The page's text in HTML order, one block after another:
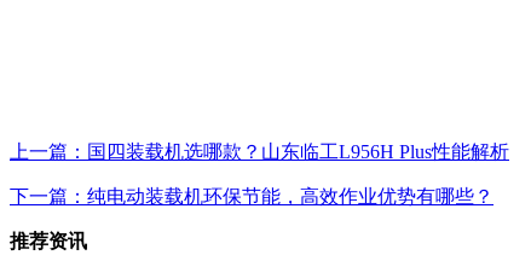
上一篇：国四装载机选哪款？山东临工L956H Plus性能解析
下一篇：纯电动装载机环保节能，高效作业优势有哪些？
推荐资讯